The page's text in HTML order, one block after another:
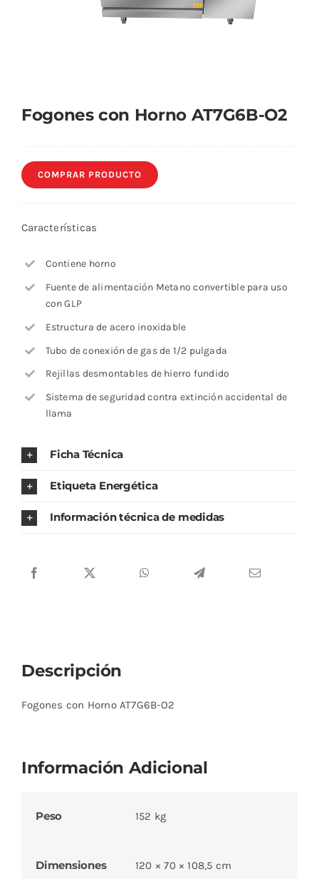
Fogones con Horno AT7G6B-O2
COMPRAR PRODUCTO
Características
Contiene horno
Fuente de alimentación Metano convertible para uso
con GLP
Estructura de acero inoxidable
Tubo de conexión de gas de 1/2 pulgada
Rejillas desmontables de hierro fundido
Sistema de seguridad contra extinción accidental de
llama
Ficha Técnica
Etiqueta Energética
Información técnica de medidas
Descripción
Fogones con Horno AT7G6B-O2
Información Adicional
Peso 152 kg
Dimensiones 120 × 70 × 108,5 cm